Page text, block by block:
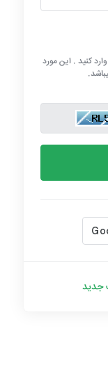
کنید . این مورد
جدید